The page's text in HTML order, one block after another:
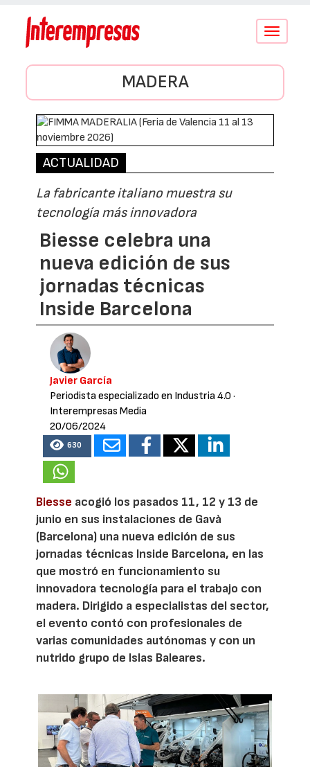
Conmutar
MADERA
ACTUALIDAD
La fabricante italiano muestra su
tecnología más innovadora
Biesse celebra una
nueva edición de sus
jornadas técnicas
Inside Barcelona
Javier García
Periodista especializado en Industria 4.0 ·
Interempresas Media
20/06/2024
630
Biesse acogió los pasados 11, 12 y 13 de
junio en sus instalaciones de Gavà
(Barcelona) una nueva edición de sus
jornadas técnicas Inside Barcelona, en las
que mostró en funcionamiento su
innovadora tecnología para el trabajo con
madera. Dirigido a especialistas del sector,
el evento contó con profesionales de
varias comunidades autónomas y con un
nutrido grupo de Islas Baleares.